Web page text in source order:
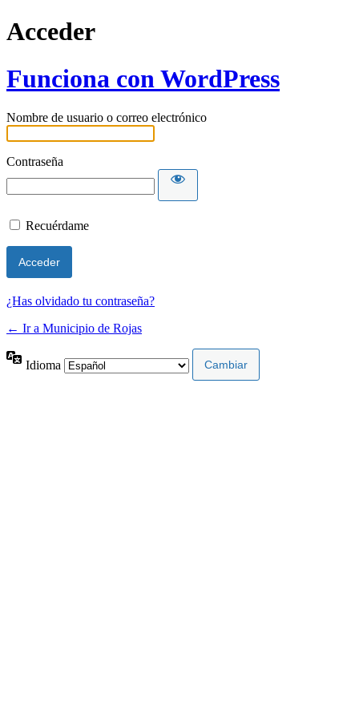
Acceder
Funciona con WordPress
Nombre de usuario o correo electrónico
Contraseña
Recuérdame
¿Has olvidado tu contraseña?
← Ir a Municipio de Rojas
Idioma